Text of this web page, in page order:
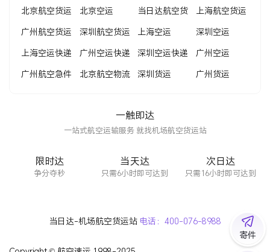
北京航空货运 北京空运
当日达航空货
运
上海航空货运
广州航空货运
深圳航空货运 上海空运
深圳空运
上海空运快递
广州空运快递 深圳空运快递
广州空运
广州航空急件
北京航空物流 深圳货运 广州货运
一触即达
一站式航空运输服务 就找机场航空货运站
限时达
争分夺秒
当天达
只需6小时即可达到
次日达
只需16小时即可达到
当日达-机场航空货运站 电话： 400-076-8988
寄件